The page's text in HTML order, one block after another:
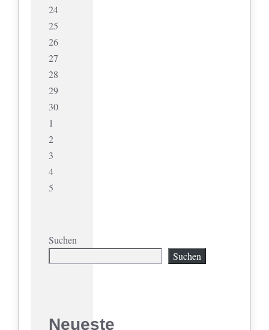
24
25
26
27
28
29
30
1
2
3
4
5
Suchen
Suchen
Neueste